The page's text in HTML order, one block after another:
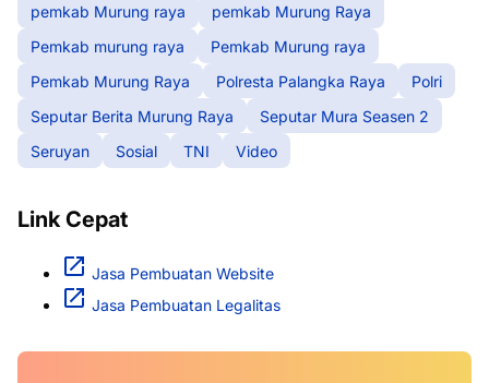
pemkab Murung raya
pemkab Murung Raya
Pemkab murung raya
Pemkab Murung raya
Pemkab Murung Raya
Polresta Palangka Raya
Polri
Seputar Berita Murung Raya
Seputar Mura Seasen 2
Seruyan
Sosial TNI Video
Link Cepat
Jasa Pembuatan Website
Jasa Pembuatan Legalitas